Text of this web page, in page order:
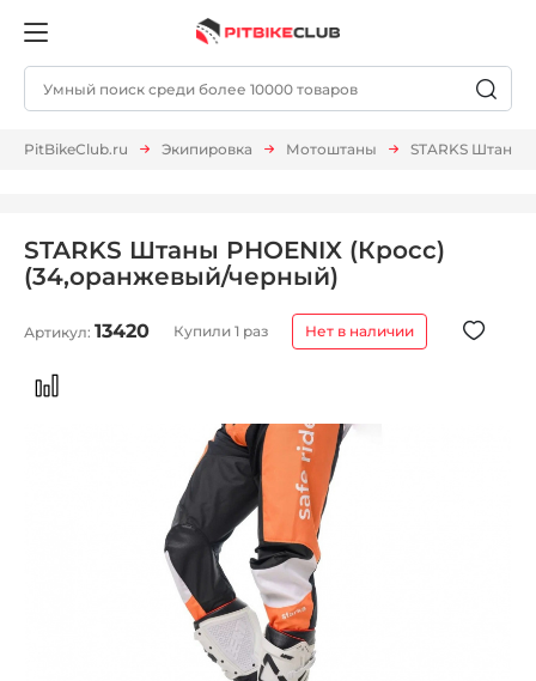
PitBikeClub.ru Экипировка Мотоштаны STARKS Штаны
STARKS Штаны PHOENIX (Кросс)
(34,оранжевый/черный)
Артикул: 13420 Купили 1 раз Нет в наличии